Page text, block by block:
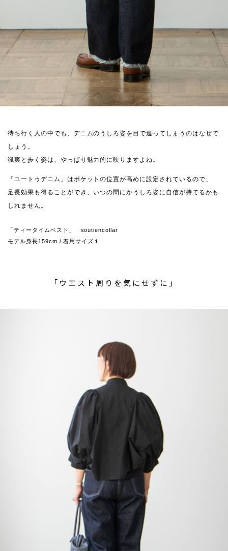
待ち行く人の中でも、デニムのうしろ姿を目で追ってしまうのはなぜで
しょう。
颯爽と歩く姿は、やっぱり魅力的に映りますよね。
「ユートゥデニム」はポケットの位置が高めに設定されているので、
足長効果も得ることができ、いつの間にかうしろ姿に自信が持てるかも
しれません。
「ティータイムベスト」 soutiencollar
モデル身長159cm / 着用サイズ１
「ウエスト周りを気にせずに」